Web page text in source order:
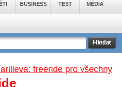
BUSINESS TEST MÉDIA
freeride pro všechny